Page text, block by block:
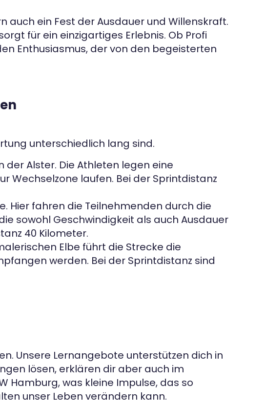
ein Fest der Ausdauer und Willenskraft.
für ein einzigartiges Erlebnis. Ob Profi
Enthusiasmus, der von den begeisterten
unterschiedlich lang sind.
Alster. Die Athleten legen eine
Wechselzone laufen. Bei der Sprintdistanz
Hier fahren die Teilnehmenden durch die
sowohl Geschwindigkeit als auch Ausdauer
40 Kilometer.
Elbe führt die Strecke die
werden. Bei der Sprintdistanz sind
Unsere Lernangebote unterstützen dich in
lösen, erklären dir aber auch im
Hamburg, was kleine Impulse, das so
unser Leben verändern kann.